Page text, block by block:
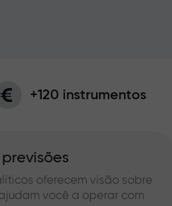
+120 instrumentos
oferecem visão sobre
você a operar com